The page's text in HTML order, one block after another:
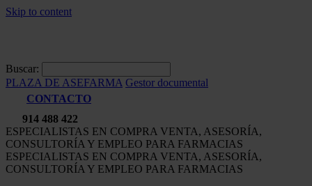
Skip to content
Buscar:
PLAZA DE ASEFARMA Gestor documental
CONTACTO
914 488 422
ESPECIALISTAS EN COMPRA VENTA, ASESORÍA,
CONSULTORÍA Y EMPLEO PARA FARMACIAS
ESPECIALISTAS EN COMPRA VENTA, ASESORÍA,
CONSULTORÍA Y EMPLEO PARA FARMACIAS